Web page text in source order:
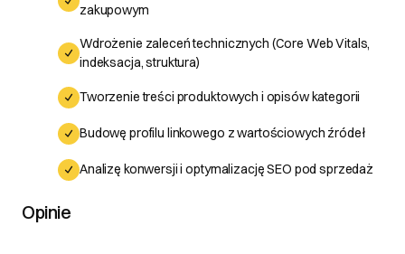
zakupowym
Wdrożenie zaleceń technicznych (Core Web Vitals,
indeksacja, struktura)
Tworzenie treści produktowych i opisów kategorii
Budowę profilu linkowego z wartościowych źródeł
Analizę konwersji i optymalizację SEO pod sprzedaż
Opinie